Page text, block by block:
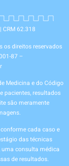
CRM 62.318
os direitos reservados
87 –
Medicina e do Código
pacientes, resultados
são meramente
cada caso e
das técnicas
consulta médica
de resultados.